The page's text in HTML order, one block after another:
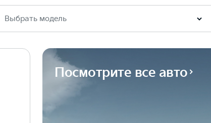
Выбрать модель
Посмотрите все авто